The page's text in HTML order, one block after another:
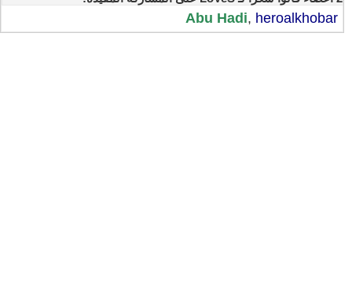
Abu Hadi ,heroalkhobar